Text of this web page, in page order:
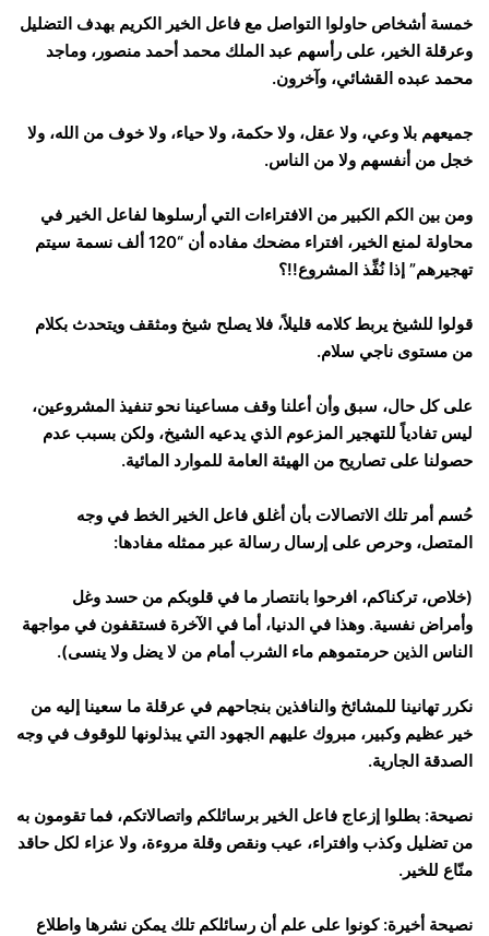
خمسة أشخاص حاولوا التواصل مع فاعل الخير الكريم بهدف التضليل
وعرقلة الخير، على رأسهم عبد الملك محمد أحمد منصور، وماجد
محمد عبده القشائي، وآخرون.
جميعهم بلا وعي، ولا عقل، ولا حكمة، ولا حياء، ولا خوف من الله، ولا
خجل من أنفسهم ولا من الناس.
ومن بين الكم الكبير من الافتراءات التي أرسلوها لفاعل الخير في
محاولة لمنع الخير، افتراء مضحك مفاده أن “120 ألف نسمة سيتم
تهجيرهم” إذا نُفِّذ المشروع!!؟
قولوا للشيخ يربط كلامه قليلاً، فلا يصلح شيخ ومثقف ويتحدث بكلام
من مستوى ناجي سلام.
على كل حال، سبق وأن أعلنا وقف مساعينا نحو تنفيذ المشروعين،
ليس تفادياً للتهجير المزعوم الذي يدعيه الشيخ، ولكن بسبب عدم
حصولنا على تصاريح من الهيئة العامة للموارد المائية.
حُسم أمر تلك الاتصالات بأن أغلق فاعل الخير الخط في وجه
المتصل، وحرص على إرسال رسالة عبر ممثله مفادها:
(خلاص، تركناكم، افرحوا بانتصار ما في قلوبكم من حسد وغل
وأمراض نفسية. وهذا في الدنيا، أما في الآخرة فستقفون في مواجهة
الناس الذين حرمتموهم ماء الشرب أمام من لا يضل ولا ينسى).
نكرر تهانينا للمشائخ والنافذين بنجاحهم في عرقلة ما سعينا إليه من
خير عظيم وكبير، مبروك عليهم الجهود التي يبذلونها للوقوف في وجه
الصدقة الجارية.
نصيحة: بطلوا إزعاج فاعل الخير برسائلكم واتصالاتكم، فما تقومون به
من تضليل وكذب وافتراء، عيب ونقص وقلة مروءة، ولا عزاء لكل حاقد
منّاع للخير.
نصيحة أخيرة: كونوا على علم أن رسائلكم تلك يمكن نشرها واطلاع